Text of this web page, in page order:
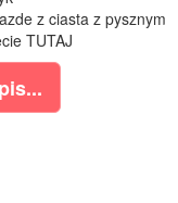
z ciasta z pysznym
TUTAJ